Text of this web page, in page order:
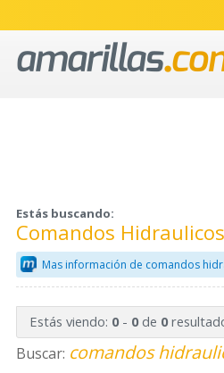
Estás buscando:
Comandos
Mas información de comandos
Estás viendo: 0- 0de 0
Buscar: comandos